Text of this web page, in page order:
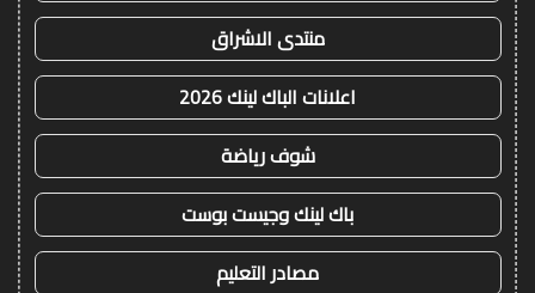
منتدى الاشراق
اعلانات الباك لينك 2026
شوف رياضة
باك لينك وجيست بوست
مصادر التعليم